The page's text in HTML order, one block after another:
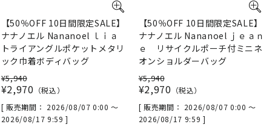
【50％OFF 10日間限定SALE】
ナナノエル Nananoel ｌｉａ
トライアングルポケットメタリ
ック巾着ボディバッグ
¥5,940
¥2,970
税込
販売期間
2026/08/07 0:00〜
2026/08/17 9:59
【50％OFF 10日間限定SALE】
ナナノエル Nananoel ｊｅａｎ
ｅ リサイクルポーチ付ミニネ
オンショルダーバッグ
¥5,940
¥2,970
税込
販売期間
2026/08/07 0:00〜
2026/08/17 9:59